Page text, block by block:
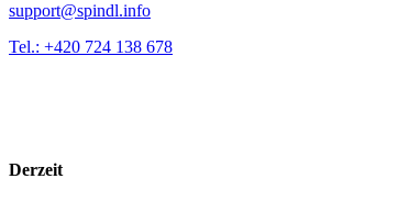
support@spindl.info
Tel.: +420 724 138 678
Derzeit